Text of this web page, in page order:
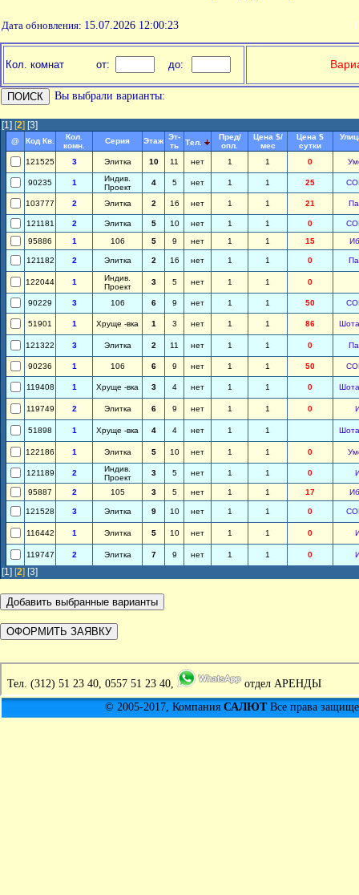
Дата обновления: 15.07.2026 12:00:23
Кол. комнат от: до:
Вы выбрали варианты:
[1] [2] [3]
@ Код Кв.
Кол.
комн.
Серия Этаж Эт-
ть
Тел.
Пред/
опл.
Цена $/
мес
Цена $
сутки
121525 3 Элитка 10 11 нет 1 1 0
90235 1
Индив.
Проект
4 5 нет 1 1 25
103777 2 Элитка 2 16 нет 1 1 21
121181 2 Элитка 5 10 нет 1 1 0
95886
1 106 5 9 нет 1 1 15
121182 2 Элитка 2 16 нет 1 1 0
122044 1
Индив.
Проект
3 5 нет 1 1 0
90229 3 106 6 9 нет 1 1 50
51901 1 Хруще -вка 1 3 нет 1 1 86
121322 3 Элитка 2 11 нет 1 1 0
90236 1 106 6 9 нет 1 1 50
119408 1 Хруще -вка 3 4 нет 1 1 0
119749 2 Элитка 6 9 нет 1 1 0
51898 1 Хруще -вка 4 4 нет 1 1
122186 1 Элитка 5 10 нет 1 1 0
121189 2
Индив.
Проект
3 5 нет 1 1 0
95887 2 105 3 5 нет 1 1 17
121528 3 Элитка 9 10 нет 1 1 0
116442 1 Элитка 5 10 нет 1 1 0
119747 2 Элитка 7 9 нет 1 1 0
[1] [2] [3]
Тел. (312) 51 23 40, 0557 51 23 40,
отдел АРЕНДЫ
© 2005-2017, Компания САЛЮТВсе права